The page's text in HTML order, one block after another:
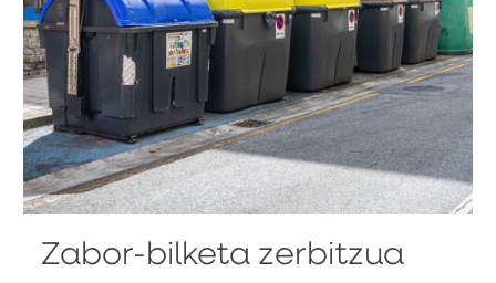
Zabor-bilketa zerbitzua